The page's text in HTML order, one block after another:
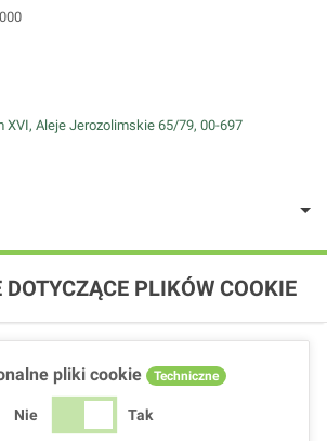
XVI, Aleje Jerozolimskie 65/79, 00-697
DOTYCZĄCE PLIKÓW COOKIE
pliki cookie Techniczne
Nie Tak